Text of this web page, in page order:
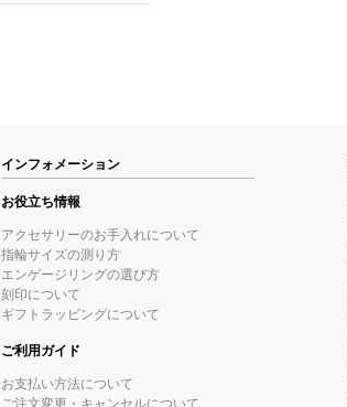
インフォメーション
お役立ち情報
アクセサリーのお手入れについて
指輪サイズの測り方
エンゲージリングの選び方
刻印について
ギフトラッピングについて
ご利用ガイド
お支払い方法について
ご注文変更・キャンセルについて